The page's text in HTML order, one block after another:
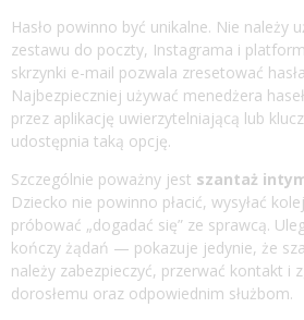
Hasło powinno być unikalne. Nie należy
zestawu do poczty, Instagrama i
skrzynki e-mail pozwala zresetować
Najbezpieczniej używać menedżera
przez aplikację uwierzytelniającą lub
udostępnia taką opcję.
Szczególnie poważny jest szantaż
Dziecko nie powinno płacić, wysyłać
próbować „dogadać się” ze sprawcą.
kończy żądań — pokazuje jedynie, że
należy zabezpieczyć, przerwać kontakt i
dorosłemu oraz odpowiednim służbom.